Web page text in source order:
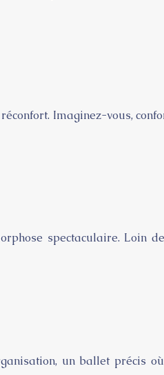
Imaginez-vous,
spectaculaire. Loin
un ballet précis